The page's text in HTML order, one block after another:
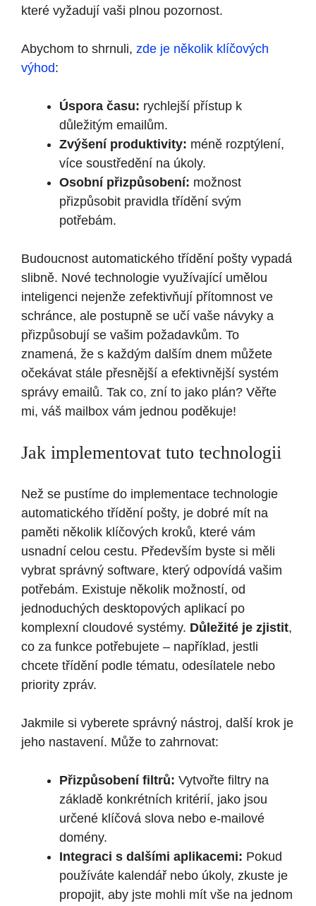
které vyžadují vaši plnou pozornost.
Abychom to shrnuli, zde je několik klíčových
výhod:
Úspora času: rychlejší přístup k
důležitým emailům.
Zvýšení produktivity: méně rozptýlení,
více soustředění na úkoly.
Osobní přizpůsobení: možnost
přizpůsobit pravidla třídění svým
potřebám.
Budoucnost automatického třídění pošty vypadá
slibně. Nové technologie využívající umělou
inteligenci nejenže zefektivňují přítomnost ve
schránce, ale postupně se učí vaše návyky a
přizpůsobují se vašim požadavkům. To
znamená, že s každým dalším dnem můžete
očekávat stále přesnější a efektivnější systém
správy emailů. Tak co, zní to jako plán? Věřte
mi, váš mailbox vám jednou poděkuje!
Jak implementovat tuto technologii
Než se pustíme do implementace technologie
automatického třídění pošty, je dobré mít na
paměti několik klíčových kroků, které vám
usnadní celou cestu. Především byste si měli
vybrat správný software, který odpovídá vašim
potřebám. Existuje několik možností, od
jednoduchých desktopových aplikací po
komplexní cloudové systémy. Důležité je zjistit,
co za funkce potřebujete – například, jestli
chcete třídění podle tématu, odesílatele nebo
priority zpráv.
Jakmile si vyberete správný nástroj, další krok je
jeho nastavení. Může to zahrnovat:
Přizpůsobení filtrů: Vytvořte filtry na
základě konkrétních kritérií, jako jsou
určené klíčová slova nebo e-mailové
domény.
Integraci s dalšími aplikacemi: Pokud
používáte kalendář nebo úkoly, zkuste je
propojit, aby jste mohli mít vše na jednom